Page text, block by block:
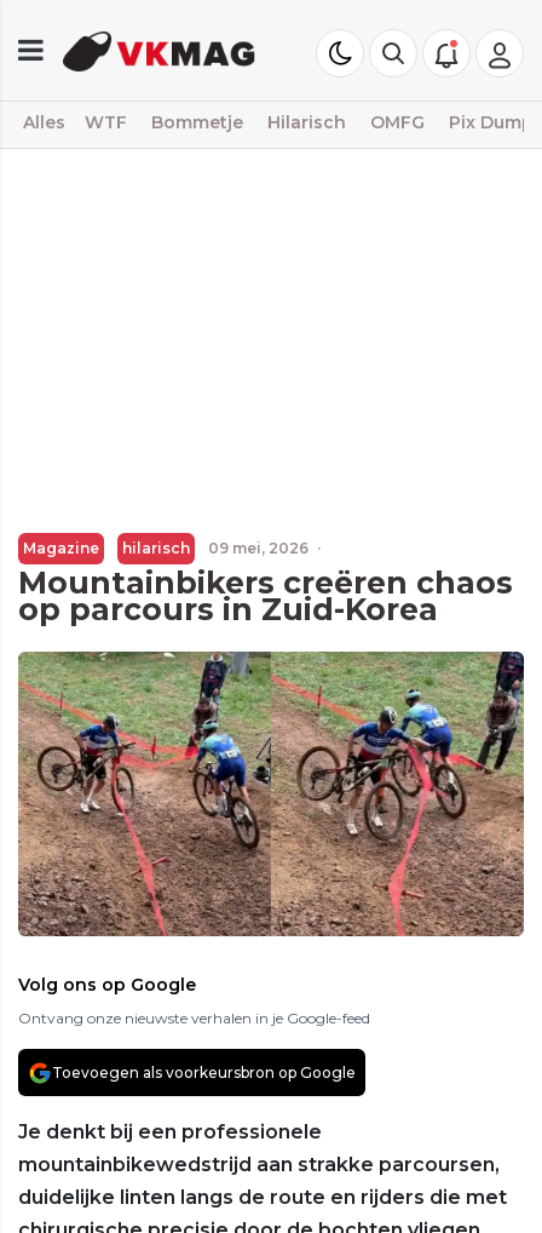
Alles WTF Bommetje Hilarisch OMFG Pix Dump
Magazine hilarisch 09 mei, 2026 ·
Mountainbikers creëren chaos
op parcours in Zuid-Korea
Volg ons op Google
Ontvang onze nieuwste verhalen in je Google-feed
Toevoegen als voorkeursbron op Google
Je denkt bij een professionele
mountainbikewedstrijd aan strakke parcoursen,
duidelijke linten langs de route en rijders die met